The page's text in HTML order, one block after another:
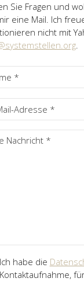
Sie Fragen und
eine Mail. Ich
nicht mit
.
Ich habe die
Kontaktaufnahme,